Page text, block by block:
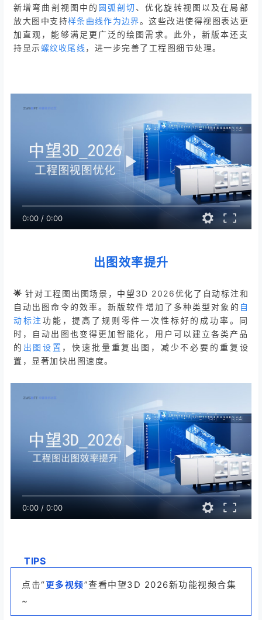
新增弯曲剖视图中的 圆弧剖切、优化旋转视图以及在局部
放大图中支持样条曲线作为边界。这些改进使得视图表达更
加直观，能够满足更广泛的绘图需求。此外，新版本还支
持显示螺纹收尾线 ，进一步完善了工程图细节处理。
0:00 / 0:00
出图效率提升
🌟针对工程图出图场景，中望3D 2026优化了自动标注和
自动出图命令的效率。新版软件增加了多种类型对象的 自
动标注功能，提高了规则零件一次性标好的成功率。同
时，自动出图也变得更加智能化，用户可以建立各类产品
的 出图设置 ，快速批量重复出图，减少不必要的重复设
置，显著加快出图速度。
0:00 / 0:00
TIPS
点击“更多视频”查看中望3D 2026新功能视频合集
~